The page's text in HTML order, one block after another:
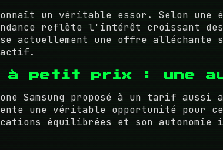
un véritable essor. Selon
reflète l'intérêt croissant
actuellement une offre alléchante
à petit prix : une
Samsung proposé à un tarif aussi
une véritable opportunité pour
équilibrées et son